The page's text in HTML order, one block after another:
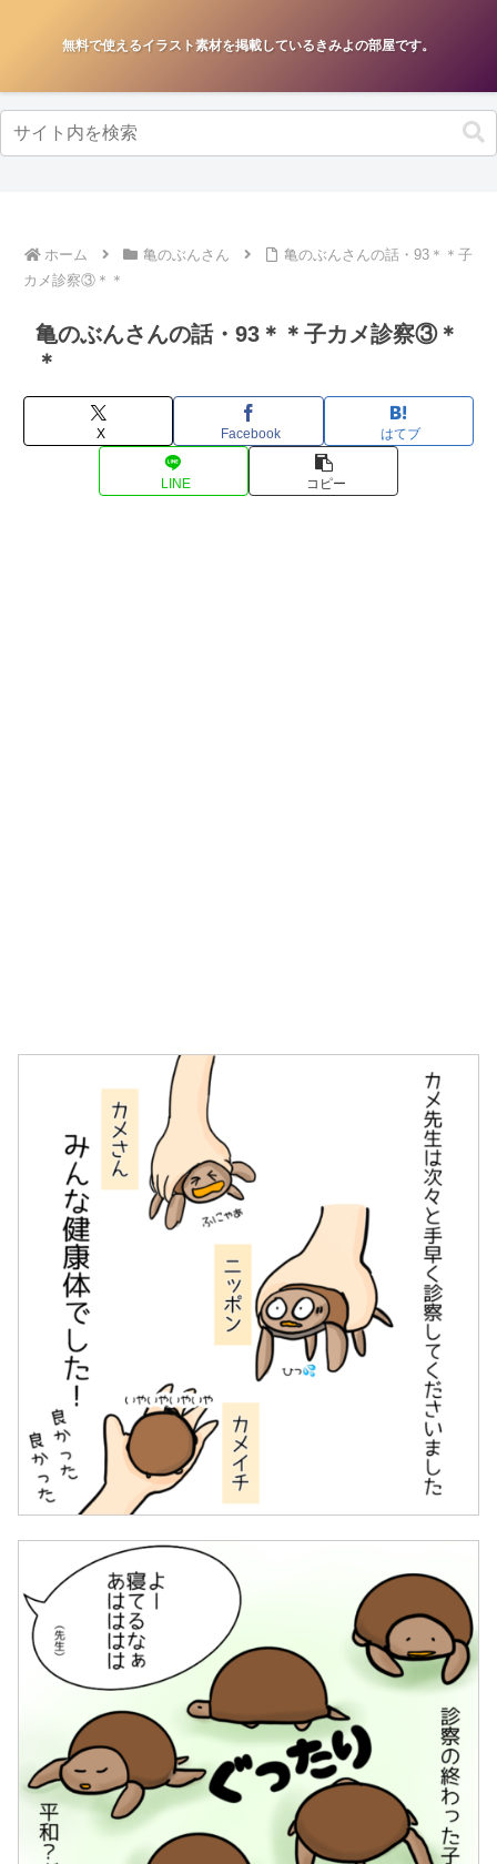
無料で使えるイラスト素材を掲載しているきみよの部屋です。
ホーム 亀のぶんさん
亀のぶんさんの話・93＊＊子
カメ診察③＊＊
亀のぶんさんの話・93＊＊子カメ診察③＊
＊
X Facebook はてブ
LINE コピー